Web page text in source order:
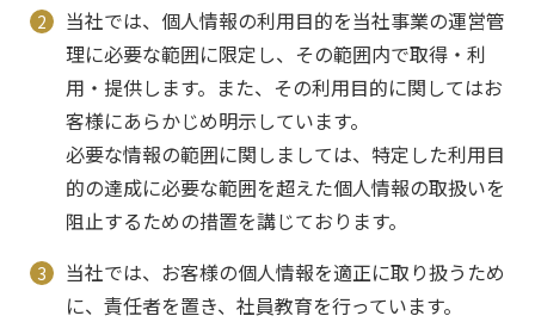
当社では、個人情報の利用目的を当社事業の運営管
理に必要な範囲に限定し、その範囲内で取得・利
用・提供します。また、その利用目的に関してはお
客様にあらかじめ明示しています。
必要な情報の範囲に関しましては、特定した利用目
的の達成に必要な範囲を超えた個人情報の取扱いを
阻止するための措置を講じております。
当社では、お客様の個人情報を適正に取り扱うため
に、責任者を置き、社員教育を行っています。